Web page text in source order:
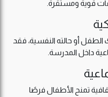
قوية ومستقرة.
أو حالته النفسية، فقد
داخل المدرسة.
تمنح الأطفال فرصًا